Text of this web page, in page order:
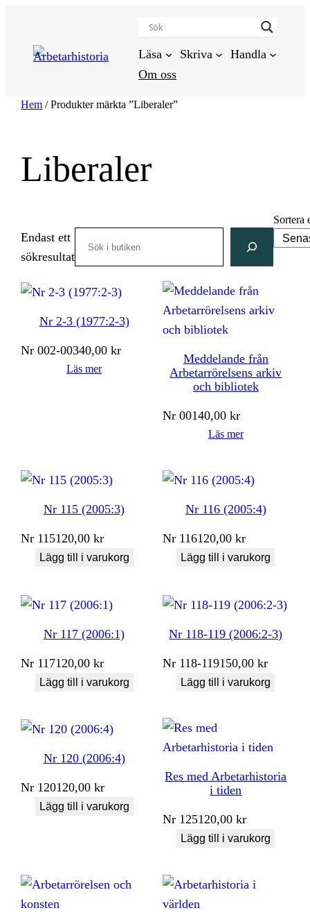
innehåll
Läsa Skriva
Handla
Om oss
Hem / Produkter märkta ”Liberaler”
Liberaler
Endast ett
sökresultat
Sortera
Nr 2-3 (1977:2-3)
Nr 002-00340,00kr
Läs mer
Meddelande från
Arbetarrörelsens arkiv
och bibliotek
Nr 00140,00kr
Läs mer
Nr 115 (2005:3)
Nr 115120,00kr
Lägg till i varukorg
Nr 116 (2005:4)
Nr 116120,00kr
Lägg till i varukorg
Nr 117 (2006:1)
Nr 117120,00kr
Lägg till i varukorg
Nr 118-119 (2006:2-3)
Nr 118-119150,00kr
Lägg till i varukorg
Nr 120 (2006:4)
Nr 120120,00kr
Lägg till i varukorg
Res med Arbetarhistoria
i tiden
Nr 125120,00kr
Lägg till i varukorg